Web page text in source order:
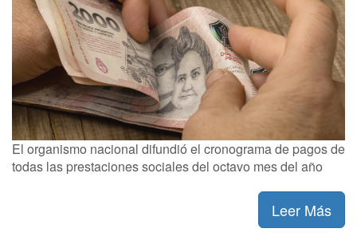
El organismo nacional difundió el cronograma de pagos de
todas las prestaciones sociales del octavo mes del año
Leer Más